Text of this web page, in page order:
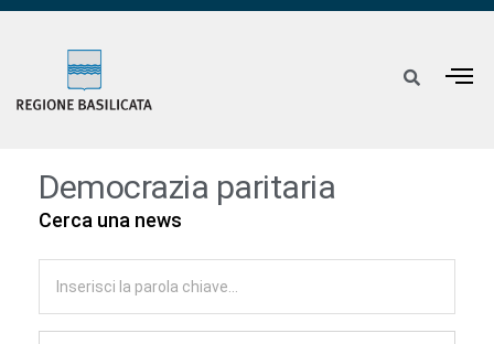
Democrazia paritaria
Cerca una news